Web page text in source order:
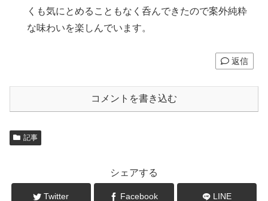
くも気にとめることもなく呑んできたので案外純粋
な味わいを楽しんでいます。
返信
コメントを書き込む
記事
シェアする
Twitter Facebook LINE